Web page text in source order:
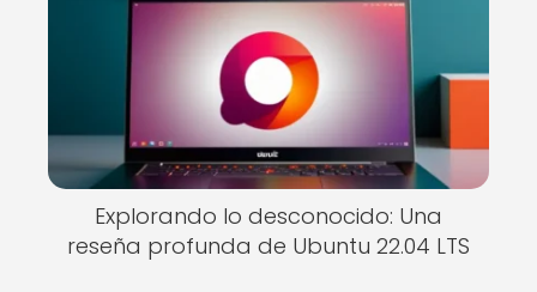
Explorando lo desconocido: Una
reseña profunda de Ubuntu 22.04 LTS